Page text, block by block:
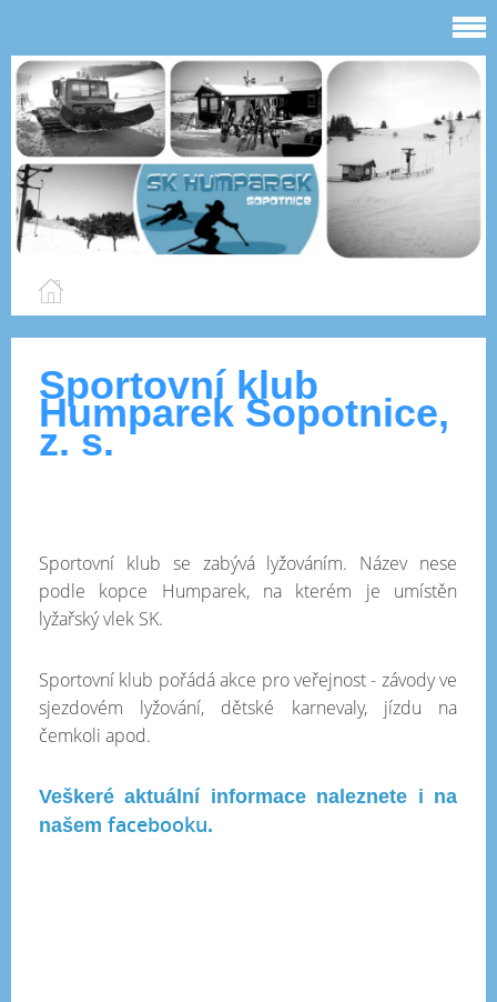
Sportovní klub
Humparek Sopotnice,
z. s.
Sportovní klub se zabývá lyžováním. Název nese
podle kopce Humparek, na kterém je umístěn
lyžařský vlek SK.
Sportovní klub pořádá akce pro veřejnost - závody ve
sjezdovém lyžování, dětské karnevaly, jízdu na
čemkoli apod.
Veškeré aktuální informace naleznete i na
našem facebooku.